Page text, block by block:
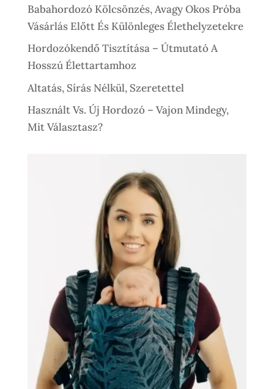
Babahordozó Kölcsönzés, Avagy Okos Próba
Vásárlás Előtt És Különleges Élethelyzetekre
Hordozókendő Tisztítása – Útmutató A
Hosszú Élettartamhoz
Altatás, Sírás Nélkül, Szeretettel
Használt Vs. Új Hordozó – Vajon Mindegy,
Mit Választasz?